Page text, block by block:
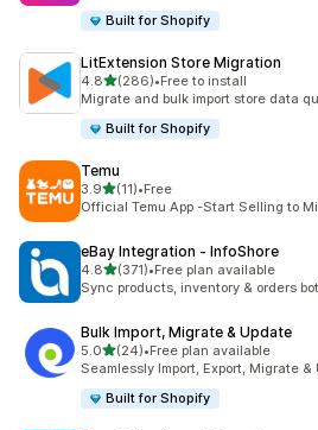
Built for Shopify
LitExtension Store Migration
4.8เต็ม 5 ดาว
(286)
ทั้งหมด 286 รีวิว
•Free to install
Migrate and bulk import store data
Built for Shopify
Temu
3.9เต็ม 5 ดาว
(11)
ทั้งหมด 11 รีวิว
•Free
Official Temu App -Start Selling to
eBay Integration ‑ InfoShore
4.8เต็ม 5 ดาว
(371)
ทั้งหมด 371 รีวิว
•Free plan available
Sync products, inventory & orders
Bulk Import, Migrate & Update
5.0เต็ม 5 ดาว
(24)
ทั้งหมด 24 รีวิว
•Free plan available
Seamlessly Import, Export, Migrate
Built for Shopify